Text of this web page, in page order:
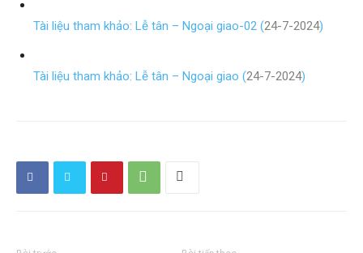
Tài liệu tham khảo: Lễ tân – Ngoại giao-02 (24-7-2024)
Tài liệu tham khảo: Lễ tân – Ngoại giao (24-7-2024)